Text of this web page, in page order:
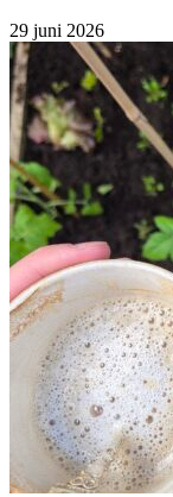
29 juni 2026